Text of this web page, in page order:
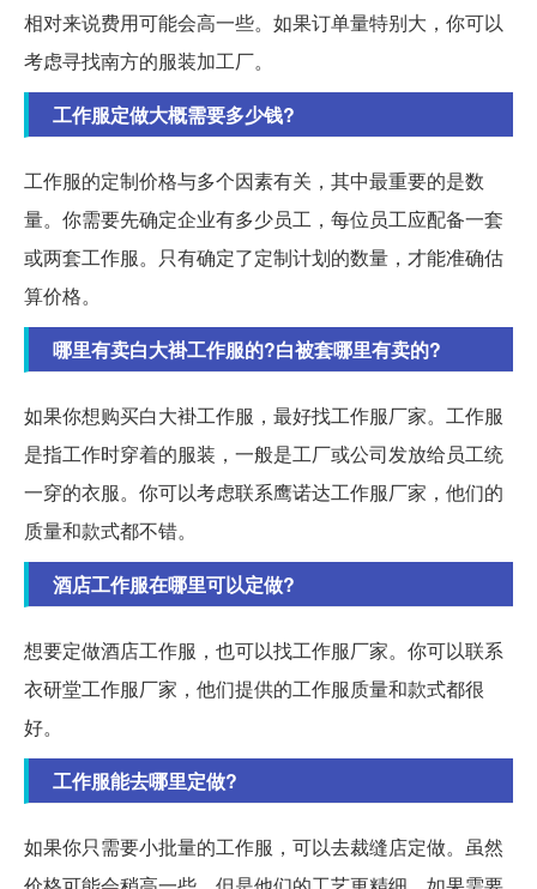
相对来说费用可能会高一些。如果订单量特别大，你可以
考虑寻找南方的服装加工厂。
工作服定做大概需要多少钱?
工作服的定制价格与多个因素有关，其中最重要的是数
量。你需要先确定企业有多少员工，每位员工应配备一套
或两套工作服。只有确定了定制计划的数量，才能准确估
算价格。
哪里有卖白大褂工作服的?白被套哪里有卖的?
如果你想购买白大褂工作服，最好找工作服厂家。工作服
是指工作时穿着的服装，一般是工厂或公司发放给员工统
一穿的衣服。你可以考虑联系鹰诺达工作服厂家，他们的
质量和款式都不错。
酒店工作服在哪里可以定做?
想要定做酒店工作服，也可以找工作服厂家。你可以联系
衣研堂工作服厂家，他们提供的工作服质量和款式都很
好。
工作服能去哪里定做?
如果你只需要小批量的工作服，可以去裁缝店定做。虽然